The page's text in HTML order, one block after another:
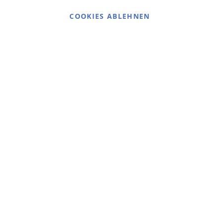
COOKIES ABLEHNEN